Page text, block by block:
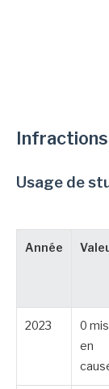
Usage de
Année
2023
0 mis
en